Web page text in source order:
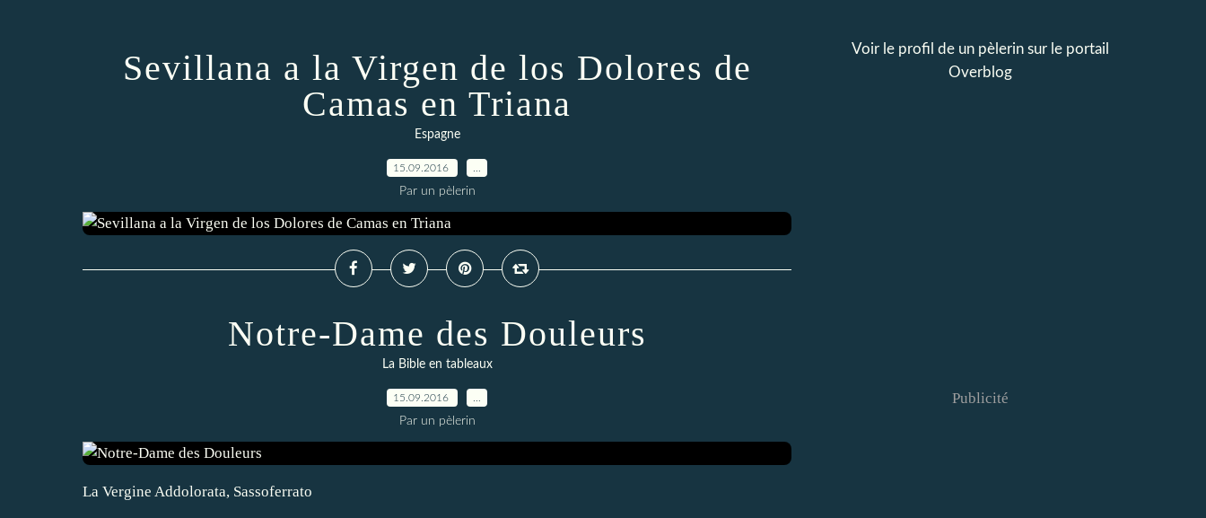
Sevillana a la Virgen de los Dolores de
Camas en Triana
Espagne
15.09.2016
Par un pèlerin
Notre-Dame des Douleurs
La Bible en tableaux
15.09.2016
Par un pèlerin
La Vergine Addolorata, Sassoferrato
Voir le profil de un pèlerinsur le portail
Overblog
Publicité